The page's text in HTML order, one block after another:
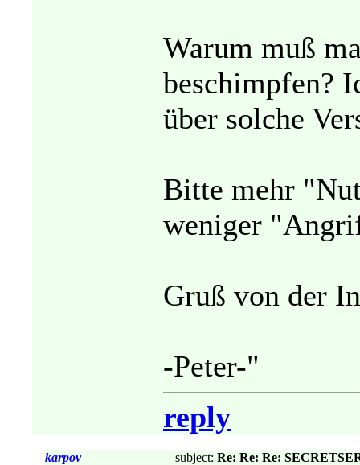
Warum muß
beschimpfen?
über solche
Bitte mehr
weniger
Gruß von der
-Peter-"
reply
karpov subject: Re: Re: Re: